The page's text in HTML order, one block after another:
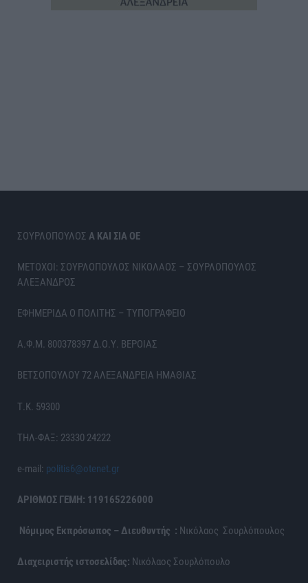
ΣΟΥΡΛΟΠΟΥΛΟΣ Α ΚΑΙ ΣΙΑ ΟΕ
ΜΕΤΟΧΟΙ: ΣΟΥΡΛΟΠΟΥΛΟΣ ΝΙΚΟΛΑΟΣ – ΣΟΥΡΛΟΠΟΥΛΟΣ
ΑΛΕΞΑΝΔΡΟΣ
ΕΦΗΜΕΡΙΔΑ Ο ΠΟΛΙΤΗΣ – ΤΥΠΟΓΡΑΦΕΙΟ
Α.Φ.Μ. 800378397 Δ.Ο.Υ. ΒΕΡΟΙΑΣ
ΒΕΤΣΟΠΟΥΛΟΥ 72 ΑΛΕΞΑΝΔΡΕΙΑ ΗΜΑΘΙΑΣ
Τ.Κ. 59300
ΤΗΛ-ΦΑΞ: 23330 24222
e-mail: politis6@otenet.gr
ΑΡΙΘΜΟΣ ΓΕΜΗ: 119165226000
Νόμιμος Εκπρόσωπος – Διευθυντής : Νικόλαος Σουρλόπουλος
Διαχειριστής ιστοσελίδας: Νικόλαος Σουρλόπουλο